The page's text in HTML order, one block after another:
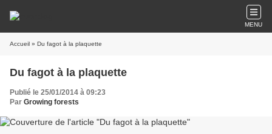
MENU
Accueil » Du fagot à la plaquette
Du fagot à la plaquette
Publié le 25/01/2014 à 09:23
Par Growing forests